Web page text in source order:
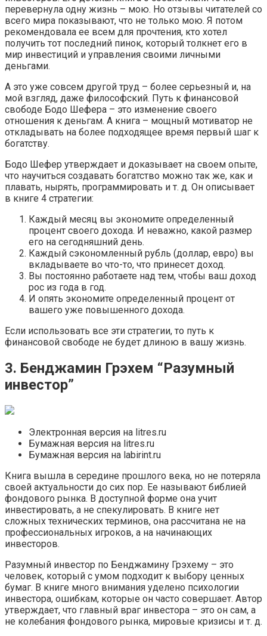
перевернула одну жизнь – мою. Но отзывы читателей со
всего мира показывают, что не только мою. Я потом
рекомендовала ее всем для прочтения, кто хотел
получить тот последний пинок, который толкнет его в
мир инвестиций и управления своими личными
деньгами.
А это уже совсем другой труд – более серьезный и, на
мой взгляд, даже философский. Путь к финансовой
свободе Бодо Шефера – это изменение своего
отношения к деньгам. А книга – мощный мотиватор не
откладывать на более подходящее время первый шаг к
богатству.
Бодо Шефер утверждает и доказывает на своем опыте,
что научиться создавать богатство можно так же, как и
плавать, нырять, программировать и т. д. Он описывает
в книге 4 стратегии:
Каждый месяц вы экономите определенный
процент своего дохода. И неважно, какой размер
его на сегодняшний день.
Каждый сэкономленный рубль (доллар, евро) вы
вкладываете во что-то, что принесет доход.
Вы постоянно работаете над тем, чтобы ваш доход
рос из года в год.
И опять экономите определенный процент от
вашего уже повышенного дохода.
Если использовать все эти стратегии, то путь к
финансовой свободе не будет длиною в вашу жизнь.
3. Бенджамин Грэхем “Разумный
инвестор”
Электронная версия на litres.ru
Бумажная версия на litres.ru
Бумажная версия на labirint.ru
Книга вышла в середине прошлого века, но не потеряла
своей актуальности до сих пор. Ее называют библией
фондового рынка. В доступной форме она учит
инвестировать, а не спекулировать. В книге нет
сложных технических терминов, она рассчитана не на
профессиональных игроков, а на начинающих
инвесторов.
Разумный инвестор по Бенджамину Грэхему – это
человек, который с умом подходит к выбору ценных
бумаг. В книге много внимания уделено психологии
инвестора, ошибкам, которые он часто совершает. Автор
утверждает, что главный враг инвестора – это он сам, а
не колебания фондового рынка, мировые кризисы и т. д.